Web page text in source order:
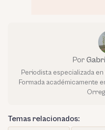
Por
Periodista especializada
Formada académicamente
Temas relacionados: